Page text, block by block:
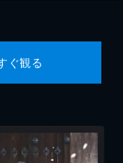
ぐ観る